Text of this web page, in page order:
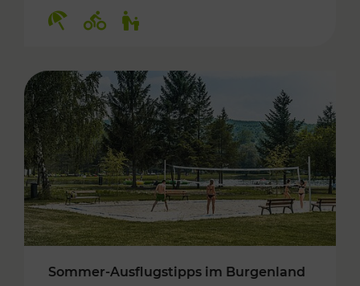
Sommer-Ausflugstipps im Burgenland